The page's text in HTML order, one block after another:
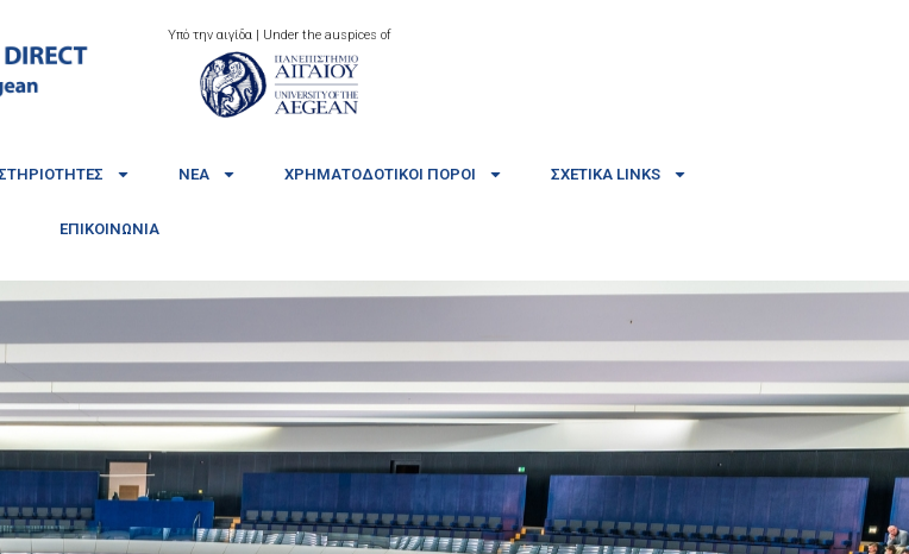
Υπό την αιγίδα | Under the auspices of
ΝΈΑ ΧΡΗΜΑΤΟΔΟΤΙΚΟΊ ΠΌΡΟΙ ΣΧΕΤΙΚΆ LINKS
ΕΠΙΚΟΙΝΩΝΊΑ